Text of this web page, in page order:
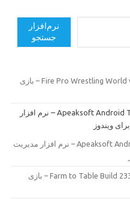
نرم‌افزار
جستجو
دانلود بازی Fire Pro Wrestling World v2.16.3 – بازی
دانلود Apeaksoft Android Toolkit – نرم افزار مدیریت
دانلود بازی Farm to Table Build 23381391 – بازی